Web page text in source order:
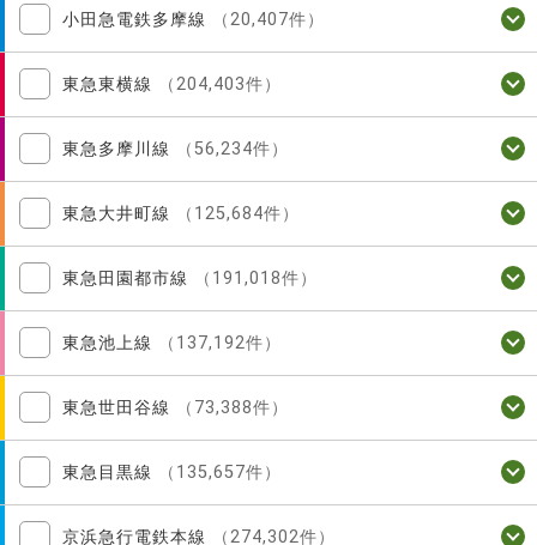
小田急電鉄多摩線 （20,407件）
東急東横線 （204,403件）
東急多摩川線 （56,234件）
東急大井町線 （125,684件）
東急田園都市線 （191,018件）
東急池上線 （137,192件）
東急世田谷線 （73,388件）
東急目黒線 （135,657件）
京浜急行電鉄本線 （274,302件）